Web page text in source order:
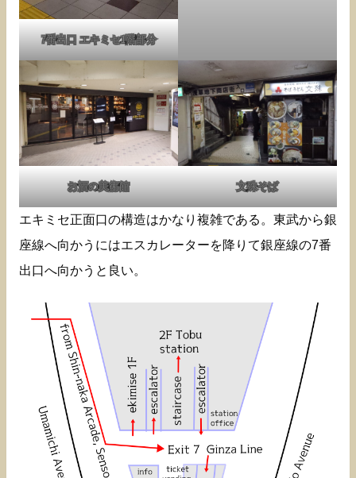
7番出口 エキミセ1階部分
お酒の美術館 文殊そば
エキミセ正面口の構造はかなり複雑である。東武から銀
座線へ向かうにはエスカレーターを降りて銀座線の7番
出口へ向かうと良い。